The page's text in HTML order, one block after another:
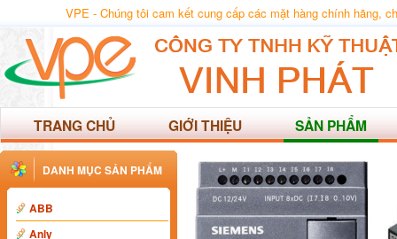
VPE - Chúng tôi cam kết cung cấp các mặt hàng chính hãng,
TRANG CHỦ GIỚI THIỆU SẢN PHẨM
DANH MỤC SẢN PHẨM
ABB
Anly